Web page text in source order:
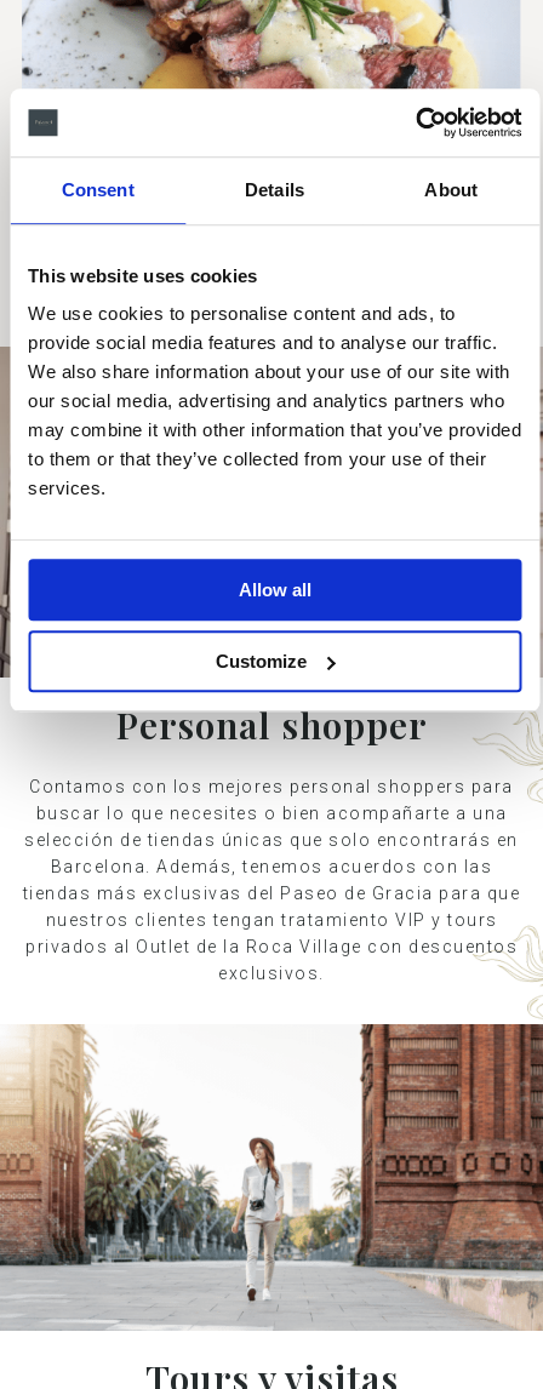
Consent Details About
This website uses cookies
We use cookies to personalise content and ads, to
provide social media features and to analyse our traffic.
We also share information about your use of our site with
our social media, advertising and analytics partners who
may combine it with other information that you’ve provided
to them or that they’ve collected from your use of their
services.
Allow all
Customize
Personal shopper
Contamos con los mejores personal shoppers para
buscar lo que necesites o bien acompañarte a una
selección de tiendas únicas que solo encontrarás en
Barcelona. Además, tenemos acuerdos con las
tiendas más exclusivas del Paseo de Gracia para que
nuestros clientes tengan tratamiento VIP y tours
privados al Outlet de la Roca Village con descuentos
exclusivos.
Tours y visitas